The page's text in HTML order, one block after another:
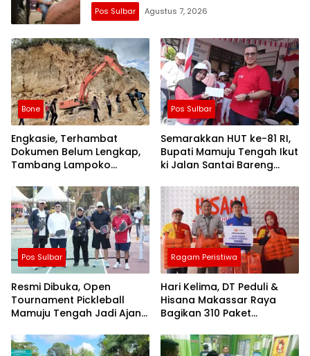
Pos Sulbar Agustus 7, 2026
Bone
Engkasie, Terhambat
Dokumen Belum Lengkap,
Tambang Lampoko
Tidak Operasional
Pos Sulbar
Semarakkan HUT ke-81 RI,
Bupati Mamuju Tengah Ikut
ki Jalan Santai Bareng
Pos Sulbar
Resmi Dibuka, Open
Tournament Pickleball
Mamuju Tengah Jadi Ajang
Ragam Peristiwa
Hari Kelima, DT Peduli &
Hisana Makassar Raya
Bagikan 310 Paket
Kebakaran Tallo